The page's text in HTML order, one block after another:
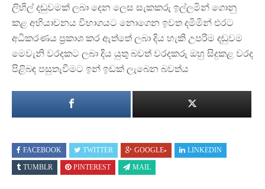
ලිහිල් දඬුවමක්‌ ලබා දෙන ලෙස සැකකරු ඉල්ලමින් ගොනු
කළ අභියාචනය විභාගයට නොගෙන ඉවත දමිමින් එරට
අධිකරණය ප්‍රකාශ කර ඇත්තේ ලබා දිය හැකි උපරිම දඬුවම
මෙවැනි වරදකට ලබා දිය යුතු බවත් වරදකරු ඔහු සිදුකළ වරද
පිළිබඳ පසුතැවීමට ඉන් ඉඩක් ලැබෙන බවත්ය
FACEBOOK TWITTER GOOGLE+ LINKEDIN
TUMBLR PINTEREST MAIL